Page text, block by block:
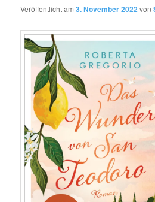
Veröffentlicht am3. November 2022von